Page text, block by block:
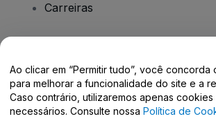
Carreiras
Centro de Ajuda / Fale Conosco
Ao clicar em “Permitir tudo”, você
para melhorar a funcionalidade do site e a
Caso contrário, utilizaremos apenas cookies
necessários. Consulte nossa Política de